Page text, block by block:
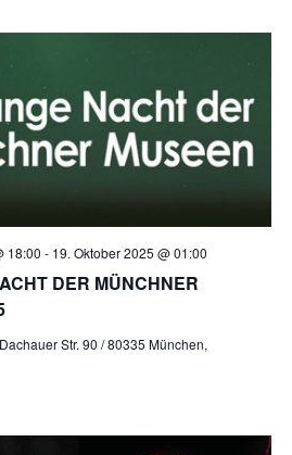
DER MÜNCHNER
18:00 - 19. Oktober 2025 @ 01:00
Str. 90 / 80335 München,